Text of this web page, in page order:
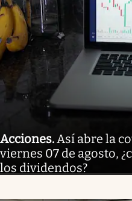
Acciones.Así abre la
viernes 07 de agosto,
los dividendos?